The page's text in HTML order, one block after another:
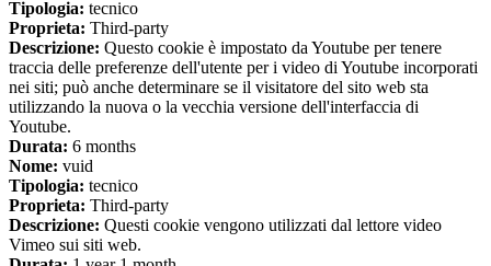
Tipologia: tecnico
Proprieta: Third-party
Descrizione: Questo cookie è impostato da Youtube per tenere
traccia delle preferenze dell'utente per i video di Youtube incorporati
nei siti; può anche determinare se il visitatore del sito web sta
utilizzando la nuova o la vecchia versione dell'interfaccia di
Youtube.
Durata: 6 months
Nome: vuid
Tipologia: tecnico
Proprieta: Third-party
Descrizione: Questi cookie vengono utilizzati dal lettore video
Vimeo sui siti web.